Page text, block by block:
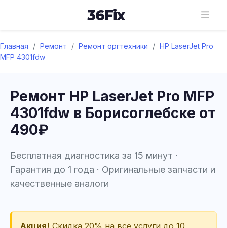
36Fix
Главная / Ремонт / Ремонт оргтехники / HP LaserJet Pro
MFP 4301fdw
Ремонт HP LaserJet Pro MFP
4301fdw в Борисоглебске от
490₽
Бесплатная диагностика за 15 минут ·
Гарантия до 1 года · Оригинальные запчасти и
качественные аналоги
Акция! Скидка 20% на все услуги до 10